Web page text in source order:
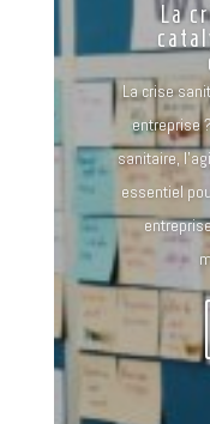
La
La crise
entreprise
sanitaire,
essentiel